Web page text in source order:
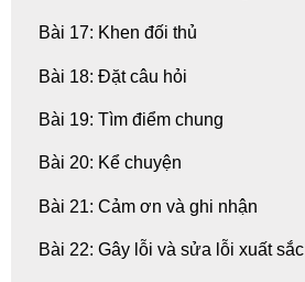
Bài 17: Khen đối thủ
Bài 18: Đặt câu hỏi
Bài 19: Tìm điểm chung
Bài 20: Kể chuyện
Bài 21: Cảm ơn và ghi nhận
Bài 22: Gây lỗi và sửa lỗi xuất sắc